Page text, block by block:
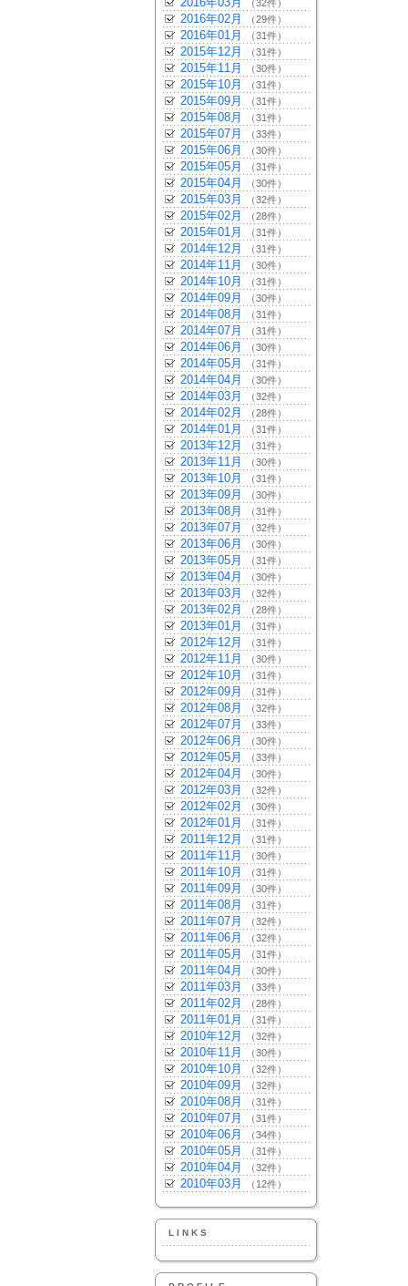
（32件）
2016年02月 （29件）
2016年01月 （31件）
2015年12月 （31件）
2015年11月 （30件）
2015年10月 （31件）
2015年09月 （31件）
2015年08月 （31件）
2015年07月 （33件）
2015年06月 （30件）
2015年05月 （31件）
2015年04月 （30件）
2015年03月 （32件）
2015年02月 （28件）
2015年01月 （31件）
2014年12月 （31件）
2014年11月 （30件）
2014年10月 （31件）
2014年09月 （30件）
2014年08月 （31件）
2014年07月 （31件）
2014年06月 （30件）
2014年05月 （31件）
2014年04月 （30件）
2014年03月 （32件）
2014年02月 （28件）
2014年01月 （31件）
2013年12月 （31件）
2013年11月 （30件）
2013年10月 （31件）
2013年09月 （30件）
2013年08月 （31件）
2013年07月 （32件）
2013年06月 （30件）
2013年05月 （31件）
2013年04月 （30件）
2013年03月 （32件）
2013年02月 （28件）
2013年01月 （31件）
2012年12月 （31件）
2012年11月 （30件）
2012年10月 （31件）
2012年09月 （31件）
2012年08月 （32件）
2012年07月 （33件）
2012年06月 （30件）
2012年05月 （33件）
2012年04月 （30件）
2012年03月 （32件）
2012年02月 （30件）
2012年01月 （31件）
2011年12月 （31件）
2011年11月 （30件）
2011年10月 （31件）
2011年09月 （30件）
2011年08月 （31件）
2011年07月 （32件）
2011年06月 （32件）
2011年05月 （31件）
2011年04月 （30件）
2011年03月 （33件）
2011年02月 （28件）
2011年01月 （31件）
2010年12月 （32件）
2010年11月 （30件）
2010年10月 （32件）
2010年09月 （32件）
2010年08月 （31件）
2010年07月 （31件）
2010年06月 （34件）
2010年05月 （31件）
2010年04月 （32件）
2010年03月 （12件）
LINKS